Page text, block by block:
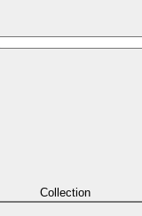
Collection